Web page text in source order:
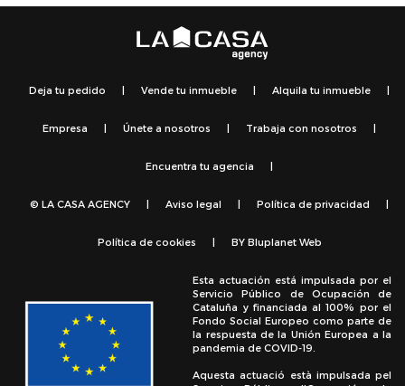
Deja tu pedido | Vende tu inmueble | Alquila tu inmueble |
Empresa | Únete a nosotros | Trabaja con nosotros |
Encuentra tu agencia |
© LA CASA AGENCY | Aviso legal | Política de privacidad |
Política de cookies | BY Bluplanet Web
Esta actuación está impulsada por el
Servicio Público de Ocupación de
Cataluña y financiada al 100% por el
Fondo Social Europeo como parte de
la respuesta de la Unión Europea a la
pandemia de COVID-19.
Aquesta actuació està impulsada pel